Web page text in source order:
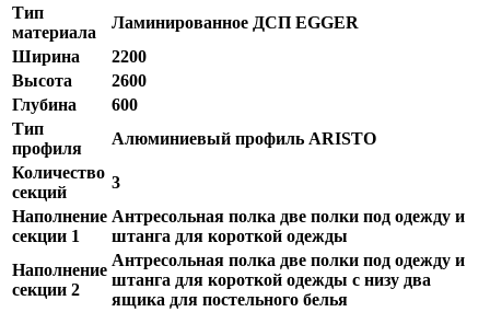
Тип
материала
Ламинированное ДСП EGGER
Ширина
2200
Высота
2600
Глубина
600
Тип
профиля
Алюминиевый профиль ARISTO
Количество
секций
3
Наполнение
секции 1
Антресольная полка две полки под одежду и
штанга для короткой одежды
Наполнение
секции 2
Антресольная полка две полки под одежду и
штанга для короткой одежды с низу два
ящика для постельного белья